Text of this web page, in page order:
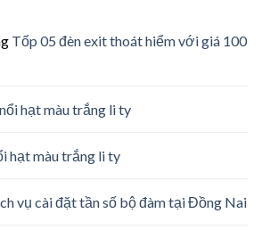
Tốp 05 đèn exit thoát hiểm với giá 100
hạt màu trắng li ty
hạt màu trắng li ty
vụ cài đặt tần số bộ đàm tại Đồng Nai